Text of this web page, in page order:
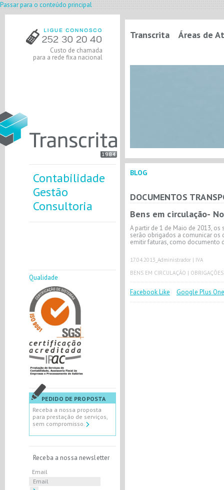
Passar para o conteúdo principal
Custo de chamada
para a rede fixa nacional
Contabilidade
Gestão
Consultoria
Qualidade
PEDIDO DE PROPOSTA
Receba a nossa proposta
para prestação de serviços,
sem compromisso.
Receba a nossa newsletter
Email
Transcrita Áreas de
BLOG
DOCUMENTOS
Bens em circulação-
A partir de 1 de Maio de 2013,
serão obrigados a comunicar os
emitir faturas, como documento
17.04.2013 _Administrador | IVA
BENS EM CIRCULAÇÃO | OBRIGAÇÕES
Facebook Like Google Plus One